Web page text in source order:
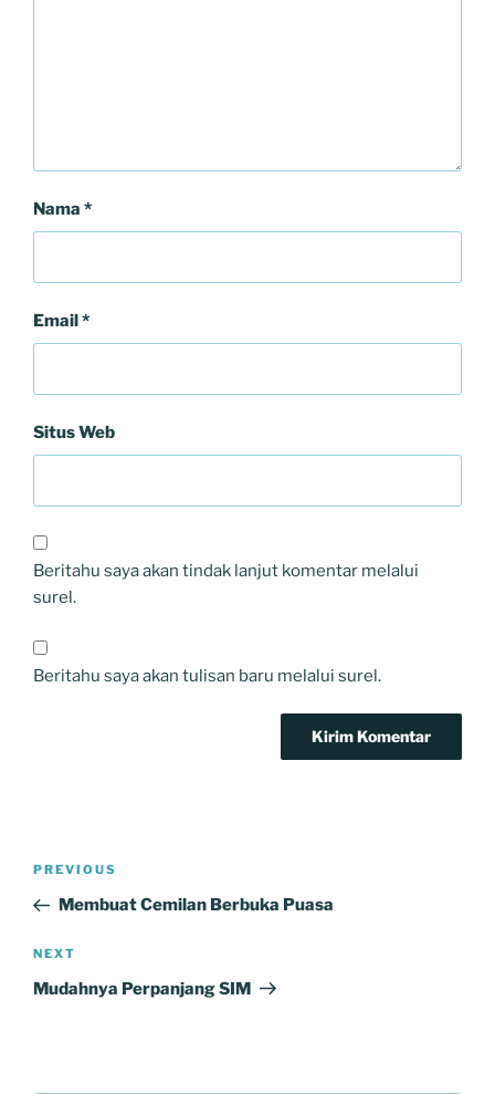
Nama *
Email*
Situs Web
Beritahu saya akan tindak lanjut komentar melalui
surel.
Beritahu saya akan tulisan baru melalui surel.
Navigasi
Previous
Post
PREVIOUS
Membuat Cemilan Berbuka Puasa
Next
Post
NEXT
Mudahnya Perpanjang SIM